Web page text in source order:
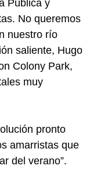
Pública y
No queremos
nuestro río
saliente, Hugo
Colony Park,
muy
pronto
amarristas que
del verano”.